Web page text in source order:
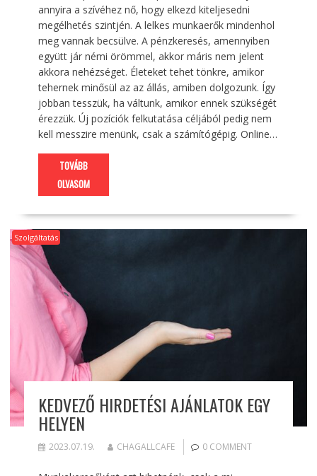
annyira a szívéhez nő, hogy elkezd kiteljesedni
megélhetés szintjén. A lelkes munkaerők mindenhol
meg vannak becsülve. A pénzkeresés, amennyiben
együtt jár némi örömmel, akkor máris nem jelent
akkora nehézséget. Életeket tehet tönkre, amikor
tehernek minősül az az állás, amiben dolgozunk. Így
jobban tesszük, ha váltunk, amikor ennek szükségét
érezzük. Új pozíciók felkutatása céljából pedig nem
kell messzire menünk, csak a számítógépig. Online…
TOVÁBB
OLVASOM
Szolgáltatás
KEDVEZŐ HIRDETÉSI AJÁNLATOK EGY
HELYEN
2023.07.19. CHAGALLCAFE 0 COMMENT